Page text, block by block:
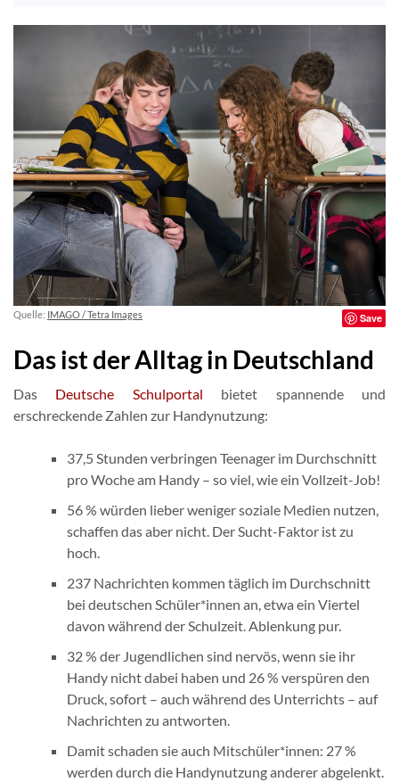
Quelle: IMAGO / Tetra Images Save
Das ist der Alltag in Deutschland
Das Deutsche Schulportal bietet spannende und
erschreckende Zahlen zur Handynutzung:
37,5 Stunden verbringen Teenager im Durchschnitt
pro Woche am Handy – so viel, wie ein Vollzeit-Job!
56 % würden lieber weniger soziale Medien nutzen,
schaffen das aber nicht. Der Sucht-Faktor ist zu
hoch.
237 Nachrichten kommen täglich im Durchschnitt
bei deutschen Schüler*innen an, etwa ein Viertel
davon während der Schulzeit. Ablenkung pur.
32 % der Jugendlichen sind nervös, wenn sie ihr
Handy nicht dabei haben und 26 % verspüren den
Druck, sofort – auch während des Unterrichts – auf
Nachrichten zu antworten.
Damit schaden sie auch Mitschüler*innen: 27 %
werden durch die Handynutzung anderer abgelenkt.